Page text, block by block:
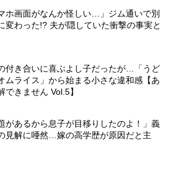
ホ画面がなんか怪しい…」ジム通いで別
変わった!? 夫が隠していた衝撃の事実と
付き合いに喜ぶよし子だったが…「うど
ムライス」から始まる小さな違和感【あ
できません Vol.5】
があるから息子が目移りしたのよ！」義
見解に唖然…嫁の高学歴が原因だと主